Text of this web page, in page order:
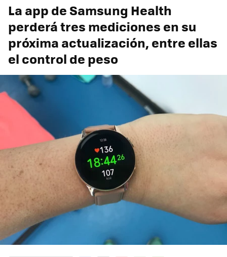
La app de Samsung Health
perderá tres mediciones en su
próxima actualización, entre ellas
el control de peso